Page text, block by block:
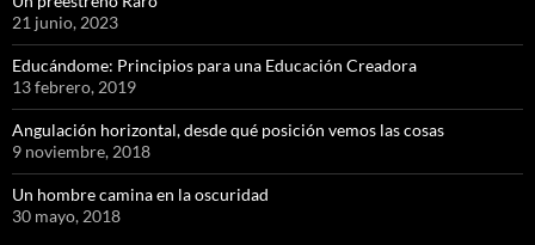
21 junio, 2023
Educándome: Principios para una Educación Creadora
13 febrero, 2019
Angulación horizontal, desde qué posición vemos las cosas
9 noviembre, 2018
Un hombre camina en la oscuridad
30 mayo, 2018